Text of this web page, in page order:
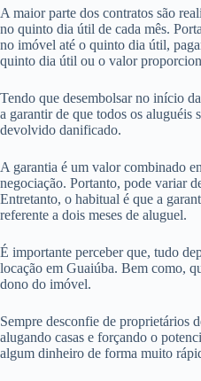
A maior parte dos contratos são
no quinto dia útil de cada mês.
no imóvel até o quinto dia útil,
quinto dia útil ou o valor
Tendo que desembolsar no início
a garantir de que todos os aluguéis
devolvido danificado.
A garantia é um valor combinado
negociação. Portanto, pode variar
Entretanto, o habitual é que a
referente a dois meses de aluguel.
É importante perceber que, tudo
locação em Guaiúba. Bem como,
dono do imóvel.
Sempre desconfie de proprietários
alugando casas e forçando o
algum dinheiro de forma muito